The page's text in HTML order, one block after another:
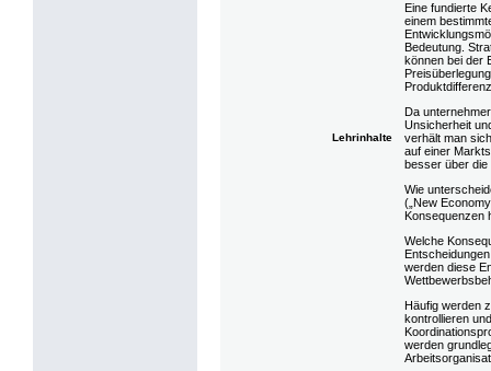
Lehrinhalte
Eine fundierte
einem
Bedeutung.
können bei der
Da
Unsicherheit
verhält man
auf einer
besser über die
Wie
(„New
Konsequenzen
Welche
werden diese
Häufig werden
kontrollieren
werden